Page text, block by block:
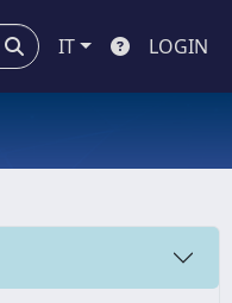
IT LOGIN